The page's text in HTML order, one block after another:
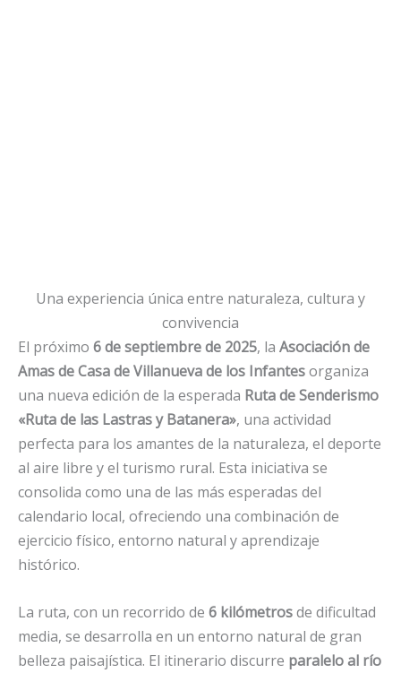
Una experiencia única entre naturaleza, cultura y
convivencia
El próximo 6 de septiembre de 2025, la Asociación de
Amas de Casa de Villanueva de los Infantesorganiza
una nueva edición de la esperada Ruta de Senderismo
«Ruta de las Lastras y Batanera», una actividad
perfecta para los amantes de la naturaleza, el deporte
al aire libre y el turismo rural. Esta iniciativa se
consolida como una de las más esperadas del
calendario local, ofreciendo una combinación de
ejercicio físico, entorno natural y aprendizaje
histórico.
La ruta, con un recorrido de 6 kilómetrosde dificultad
media, se desarrolla en un entorno natural de gran
belleza paisajística. El itinerario discurre paralelo al río